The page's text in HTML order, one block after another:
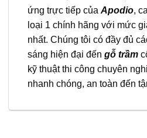
ứng trực tiếp của Apodio,
loại 1 chính hãng với mức
nhất. Chúng tôi có đầy đủ
sáng hiện đại đến gỗ trầm
kỹ thuật thi công chuyên
nhanh chóng, an toàn đến